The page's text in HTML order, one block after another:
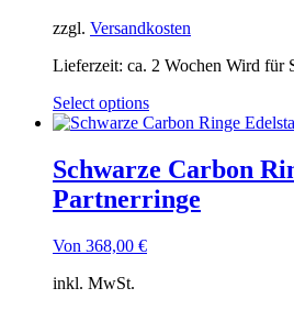
zzgl. Versandkosten
Lieferzeit: ca. 2 Wochen Wird für
Select options
Schwarze Carbon
Partnerringe
Von 368,00 €
inkl. MwSt.